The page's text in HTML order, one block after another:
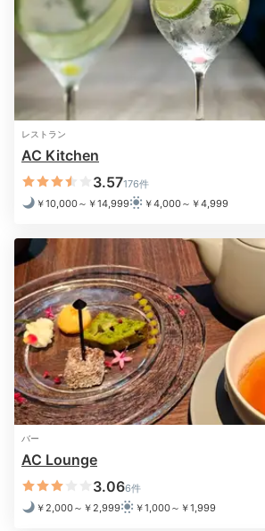
2日目
Breakfast
06:30
スペイン料理も味わえる
おしゃれな朝食ビュッフェ
「AC キッチン」のおしゃれな朝食ビ
ン料理に和洋アジアとバラエティ豊か
レストラン
AC Kitchen
3.57176件
￥10,000～￥14,999
￥4,000～￥4,999
バー
AC Lounge
3.066件
￥2,000～￥2,999
￥1,000～￥1,999